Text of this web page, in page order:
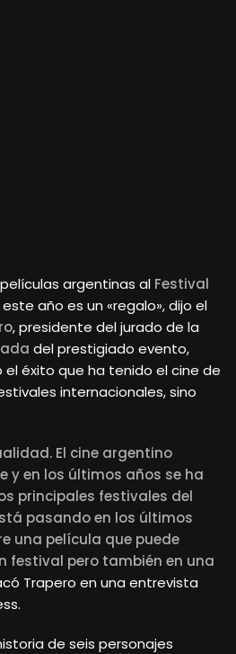
argentinas al Festival
año es un «regalo», dijo el
, presidente del jurado de la
del prestigiado evento,
éxito que ha tenido el cine de
internacionales, sino
El cine argentino
y en los últimos años se ha
principales festivales del
pasando en los últimos
una película que puede
festival pero también en una
Trapero en una entrevista
de seis personajes